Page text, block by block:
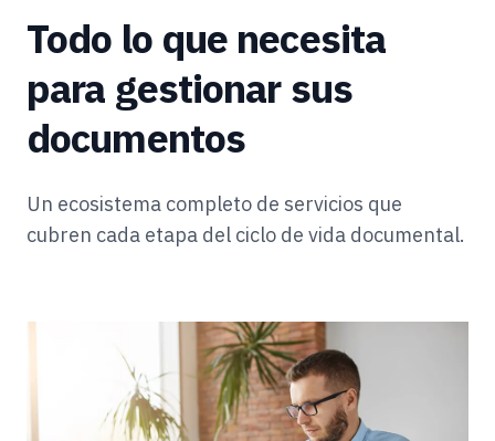
Todo lo que necesita
para gestionar sus
documentos
Un ecosistema completo de servicios que
cubren cada etapa del ciclo de vida documental.